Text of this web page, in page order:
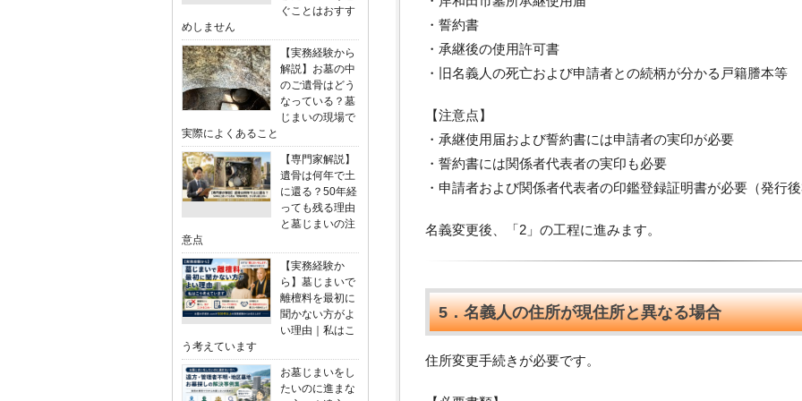
・誓約書
・承継後の使用許可書
・旧名義人の死亡および申請者との続柄が分かる戸籍謄本等
【注意点】
・承継使用届および誓約書には申請者の実印が必要
・誓約書には関係者代表者の実印も必要
・申請者および関係者代表者の印鑑登録証明書が必要（発行後
名義変更後、「2」の工程に進みます。
5．名義人の住所が現住所と異なる場合
住所変更手続きが必要です。
ぐことはおすす
めしません
【実務経験から
解説】お墓の中
のご遺骨はどう
なっている？墓
じまいの現場で
実際によくあること
【専門家解説】
遺骨は何年で土
に還る？50年経
っても残る理由
と墓じまいの注
意点
【実務経験か
ら】墓じまいで
離檀料を最初に
聞かない方がよ
い理由｜私はこ
う考えています
お墓じまいをし
たいのに進まな